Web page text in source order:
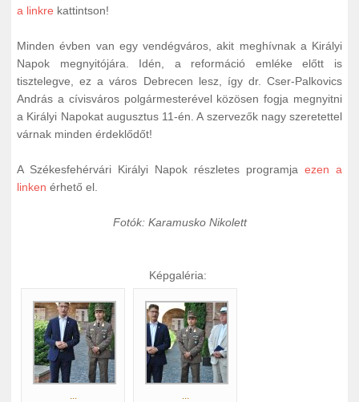
a linkre kattintson!
Minden évben van egy vendégváros, akit meghívnak a Királyi
Napok megnyitójára. Idén, a reformáció emléke előtt is
tisztelegve, ez a város Debrecen lesz, így dr. Cser-Palkovics
András a cívisváros polgármesterével közösen fogja megnyitni
a Királyi Napokat augusztus 11-én. A szervezők nagy szeretettel
várnak minden érdeklődőt!
A Székesfehérvári Királyi Napok részletes programja ezen a
linken érhető el.
Fotók: Karamusko Nikolett
Képgaléria:
... ...